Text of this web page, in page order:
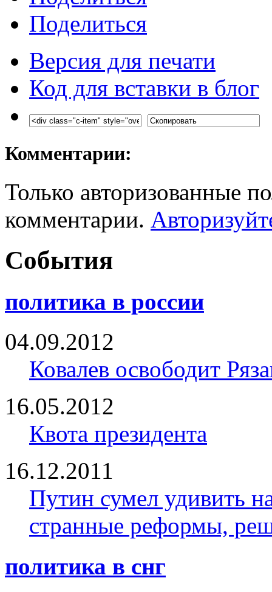
Поделиться
Версия для печати
Код для вставки в блог
Комментарии:
Только авторизованные
комментарии.
События
политика в россии
04.09.2012
Ковалев освободит
16.05.2012
Квота президента
16.12.2011
Путин сумел удивить
странные реформы,
политика в снг